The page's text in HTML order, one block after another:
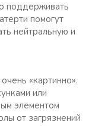
поддерживать
помогут
нейтральную и
«картинно».
или
элементом
от загрязнений